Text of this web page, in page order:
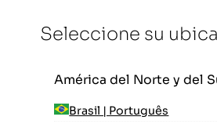
Seleccione su
América del Norte y del
Brasil | Português